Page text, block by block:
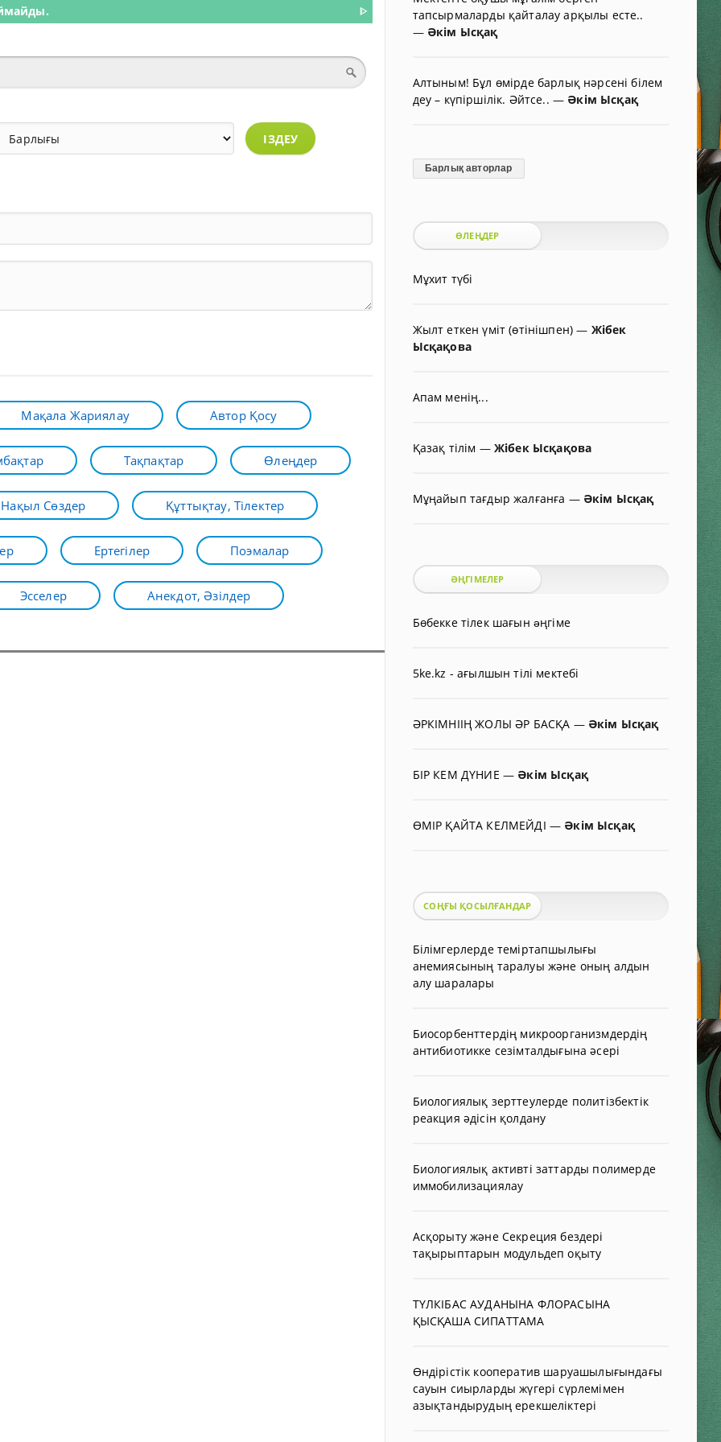
ᐈ
ІЗДЕУ
Мақала Жариялау Автор Қосу
Тақпақтар Өлеңдер
Нақыл Сөздер Құттықтау, Тілектер
Ертегілер Поэмалар
Эсселер Анекдот, Әзілдер
тапсырмаларды қайталау арқылы есте..
— Әкім Ысқақ
Алтыным! Бұл өмірде барлық нәрсені білем
деу – күпіршілік. Әйтсе.. — Әкім Ысқақ
Барлық авторлар
ӨЛЕҢДЕР
Мұхит түбі
Жылт еткен үміт (өтінішпен)— Жібек
Ысқақова
Апам менің...
Қазақ тілім — Жібек Ысқақова
Мұңайып тағдыр жалғанға — Әкім Ысқақ
ӘҢГІМЕЛЕР
Бөбекке тілек шағын əңгіме
5ke.kz - ағылшын тілі мектебі
ӘРКІМНІІҢ ЖОЛЫ ӘР БАСҚА — Әкім Ысқақ
БІР КЕМ ДҮНИЕ — Әкім Ысқақ
ӨМІР ҚАЙТА КЕЛМЕЙДІ — Әкім Ысқақ
СОҢҒЫ ҚОСЫЛҒАНДАР
Білімгерлерде теміртапшылығы
анемиясының таралуы және оның алдын
алу шаралары
Биосорбенттердің микроорганизмдердің
антибиотикке сезімталдығына әсері
Биологиялық зерттеулерде политізбектік
реакция әдісін қолдану
Биологиялық активті заттарды полимерде
иммобилизациялау
Асқорыту және Секреция бездері
тақырыптарын модульдеп оқыту
ТҮЛКІБАС АУДАНЫНА ФЛОРАСЫНА
ҚЫСҚАША СИПАТТАМА
Өндірістік кооператив шаруашылығындағы
сауын сиырларды жүгері сүрлемімен
азықтандырудың ерекшеліктері